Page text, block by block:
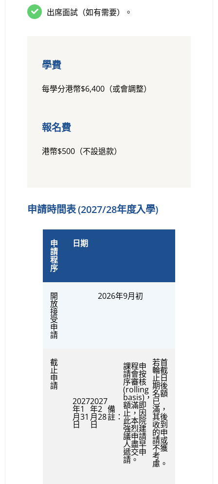
出席面試（如有需要）。
學費
每學分港幣$6,400（或會調整）
報名費
港幣$500（不設退款）
申請時間表(2027/28年度入學)
申
請
程
序
日期
開
放
接
受
申
請
2026年9月初
截
止
申
請
2027
年1
月31
日
2027
年2
月28
日
備
註：
課程申
請會按
序審核
(rolling
basis)，
額滿即
止，因
此本院
強烈建
議申請
人盡早
遞交申
請。
若首
輪截
止日
期後
名額
已
滿，
其後
收到
的申
請或
不獲
考
慮。